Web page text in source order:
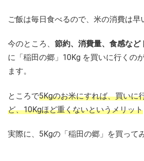
ご飯は毎日食べるので、米の消費は早
今のところ、 節約、消費量、食感など
に「稲田の郷」10Kg を買いに行くの
ます。
ところで5Kgのお米にすれば、買いに
ど、10Kgほど重くないというメリット
実際に、5Kgの「稲田の郷」を買って